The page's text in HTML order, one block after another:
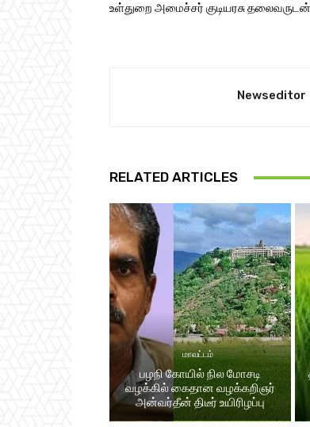
உள்துறை அமைச்சர் குடியரசு தலைவருடன்
Newseditor
RELATED ARTICLES
மாவட்டம்
பழநி கோயில் நில மோசடி
வழக்கில் கைதான வழக்கறிஞர்
அன்வர்தீன் திடீர் உயிரிழப்பு